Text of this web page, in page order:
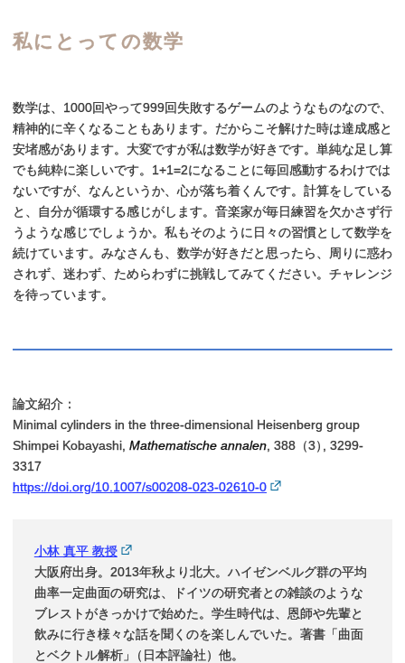
私にとっての数学
数学は、1000回やって999回失敗するゲームのようなものなので、
精神的に辛くなることもあります。だからこそ解けた時は達成感と
安堵感があります。大変ですが私は数学が好きです。単純な足し算
でも純粋に楽しいです。1+1=2になることに毎回感動するわけでは
ないですが、なんというか、心が落ち着くんです。計算をしている
と、自分が循環する感じがします。音楽家が毎日練習を欠かさず行
うような感じでしょうか。私もそのように日々の習慣として数学を
続けています。みなさんも、数学が好きだと思ったら、周りに惑わ
されず、迷わず、ためらわずに挑戦してみてください。チャレンジ
を待っています。
論文紹介：
Minimal cylinders in the three-dimensional Heisenberg group
Shimpei Kobayashi, Mathematische annalen, 388（3） , 3299-
3317
https://doi.org/10.1007/s00208-023-02610-0
小林 真平 教授
大阪府出身。2013年秋より北大。ハイゼンベルグ群の平均
曲率一定曲面の研究は、ドイツの研究者との雑談のような
ブレストがきっかけで始めた。学生時代は、恩師や先輩と
飲みに行き様々な話を聞くのを楽しんでいた。著書「曲面
とベクトル解析」 （日本評論社）他。